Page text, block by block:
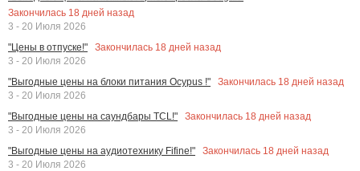
Закончилась 18 дней назад
3 - 20 Июля 2026
"Цены в отпуске!"
Закончилась 18 дней назад
3 - 20 Июля 2026
"Выгодные цены на блоки питания Ocypus !"
Закончилась 18 дней назад
3 - 20 Июля 2026
"Выгодные цены на саундбары TCL!"
Закончилась 18 дней назад
3 - 20 Июля 2026
"Выгодные цены на аудиотехнику Fifine!"
Закончилась 18 дней назад
3 - 20 Июля 2026